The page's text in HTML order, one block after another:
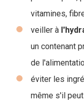
vitamines,
veiller à
un contenant
de
éviter les
même s'il